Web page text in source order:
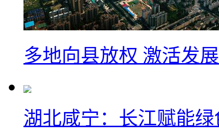
多地向县放权 激活发
湖北咸宁：长江赋能